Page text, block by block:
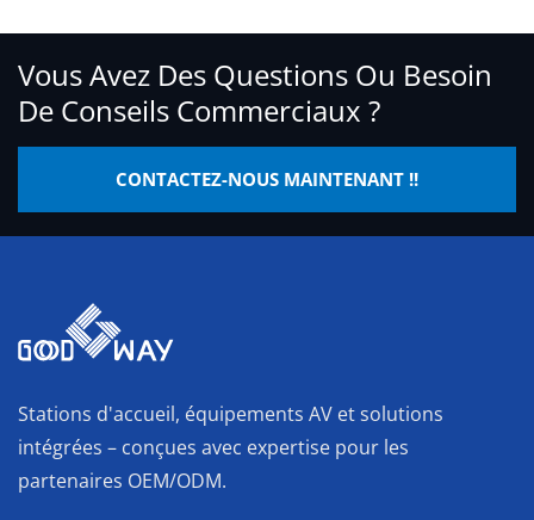
Vous Avez Des Questions Ou Besoin
De Conseils Commerciaux ?
CONTACTEZ-NOUS MAINTENANT !!
Stations d'accueil, équipements AV et solutions
intégrées – conçues avec expertise pour les
partenaires OEM/ODM.